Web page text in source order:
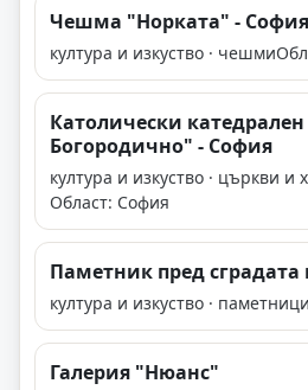
Чешма "Норката" - София
култура и изкуство · чешми
Католически
Богородично" - София
култура и изкуство · църкви и
Област: София
Паметник пред
култура и изкуство · паметници
Галерия "Нюанс"